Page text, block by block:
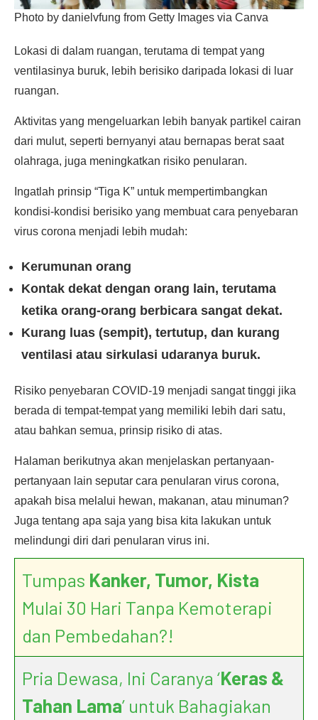
Photo by danielvfung from Getty Images via Canva
Lokasi di dalam ruangan, terutama di tempat yang
ventilasinya buruk, lebih berisiko daripada lokasi di luar
ruangan.
Aktivitas yang mengeluarkan lebih banyak partikel cairan
dari mulut, seperti bernyanyi atau bernapas berat saat
olahraga, juga meningkatkan risiko penularan.
Ingatlah prinsip “Tiga K” untuk mempertimbangkan
kondisi-kondisi berisiko yang membuat cara penyebaran
virus corona menjadi lebih mudah:
Kerumunan orang
Kontak dekat dengan orang lain, terutama
ketika orang-orang berbicara sangat dekat.
Kurang luas (sempit), tertutup, dan kurang
ventilasi atau sirkulasi udaranya buruk.
Risiko penyebaran COVID-19 menjadi sangat tinggi jika
berada di tempat-tempat yang memiliki lebih dari satu,
atau bahkan semua, prinsip risiko di atas.
Halaman berikutnya akan menjelaskan pertanyaan-
pertanyaan lain seputar cara penularan virus corona,
apakah bisa melalui hewan, makanan, atau minuman?
Juga tentang apa saja yang bisa kita lakukan untuk
melindungi diri dari penularan virus ini.
Tumpas Kanker, Tumor, Kista
Mulai 30 Hari Tanpa Kemoterapi
dan Pembedahan?!
Pria Dewasa, Ini Caranya ‘Keras &
Tahan Lama’ untuk Bahagiakan